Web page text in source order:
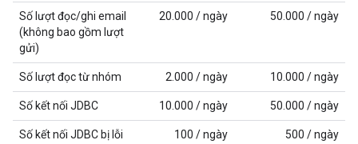
Số lượt đọc/ghi email
(không bao gồm lượt
gửi)
20.000 / ngày 50.000 / ngày
Số lượt đọc từ nhóm 2.000 / ngày 10.000 / ngày
Số kết nối JDBC 10.000 / ngày 50.000 / ngày
Số kết nối JDBC bị lỗi 100 / ngày 500 / ngày